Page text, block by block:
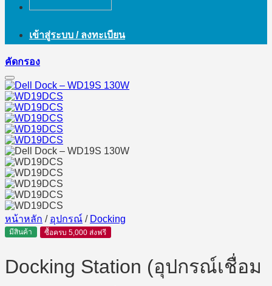
เข้าสู่ระบบ / ลงทะเบียน
คัดกรอง
หน้าหลัก / อุปกรณ์ / Docking
มีสินค้า ซื้อครบ 5,000 ส่งฟรี
Docking Station (อุปกรณ์เชื่อม